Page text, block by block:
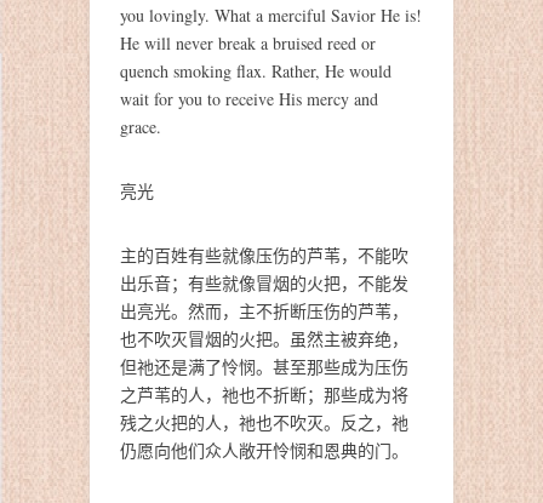
you lovingly. What a merciful Savior He is!
He will never break a bruised reed or
quench smoking flax. Rather, He would
wait for you to receive His mercy and
grace.
亮光
主的百姓有些就像压伤的芦苇，不能吹
出乐音；有些就像冒烟的火把，不能发
出亮光。然而，主不折断压伤的芦苇，
也不吹灭冒烟的火把。虽然主被弃绝，
但祂还是满了怜悯。甚至那些成为压伤
之芦苇的人，祂也不折断；那些成为将
残之火把的人，祂也不吹灭。反之，祂
仍愿向他们众人敞开怜悯和恩典的门。